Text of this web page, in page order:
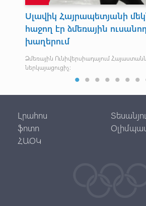
Սլավիկ Հայրապետյանի
հաջող էր ձմեռային
խաղերում
Ձմեռային Ունիվերսիադայում
ներկայացուցիչ:
Լրահոս
ֆոտո
ՀԱՕԿ